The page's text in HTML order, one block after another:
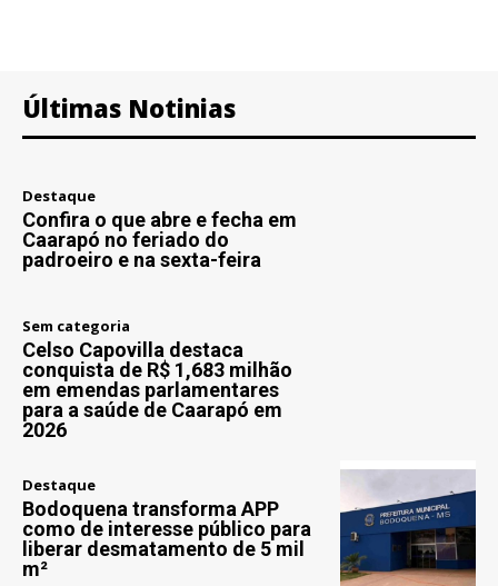
Últimas Notinias
Destaque
Confira o que abre e fecha em
Caarapó no feriado do
padroeiro e na sexta-feira
Sem categoria
Celso Capovilla destaca
conquista de R$ 1,683 milhão
em emendas parlamentares
para a saúde de Caarapó em
2026
Destaque
Bodoquena transforma APP
como de interesse público para
liberar desmatamento de 5 mil
m²